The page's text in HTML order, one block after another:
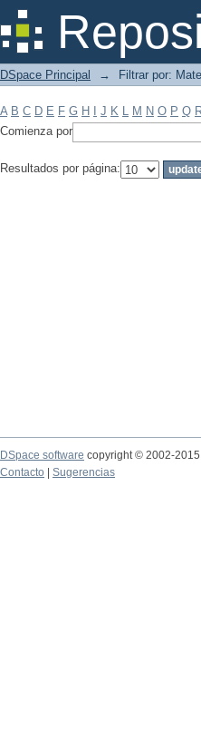
Filtrar por: Materia
DSpace Principal → Filtrar por:
A B C D E F G H J K L M N O P Q
Comienza por
Resultados por página:
DSpace software copyright © 2002-2015
Contacto
Sugerencias